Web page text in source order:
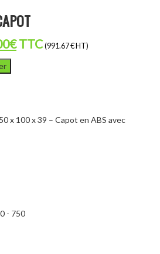
€Le
TTC (991.67 € HT)
x 100 x 39 – Capot en ABS avec
- 750